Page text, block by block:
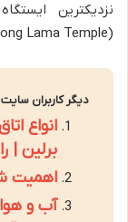
نزدیکترین
(Yonghegong Lama Temple) در خط 2 و خط 5 مترو است.
دیگر کاربران
انواع
برلین |
اهمیت
آب و